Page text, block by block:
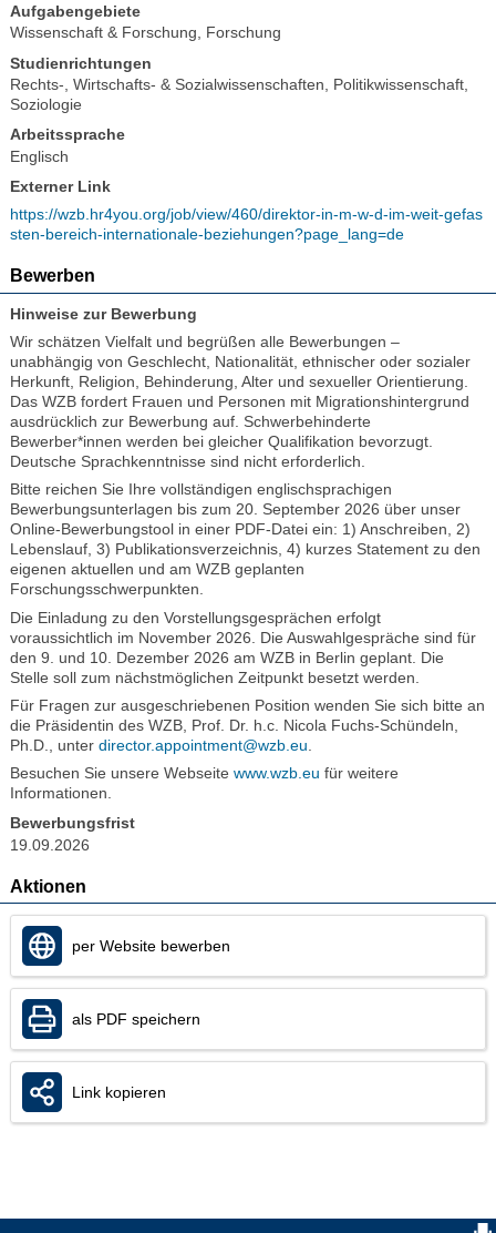
Aufgabengebiete
Wissenschaft & Forschung
Forschung
Studienrichtungen
Rechts-, Wirtschafts- & Sozialwissenschaften
Politikwissenschaft
Soziologie
Arbeitssprache
Englisch
Externer Link
https://wzb.hr4you.org/job/view/460/direktor-in-m-w-d-im-weit-gefas
sten-bereich-internationale-beziehungen?page_lang=de
Bewerben
Hinweise zur Bewerbung
Wir schätzen Vielfalt und begrüßen alle Bewerbungen –
unabhängig von Geschlecht, Nationalität, ethnischer oder sozialer
Herkunft, Religion, Behinderung, Alter und sexueller Orientierung.
Das WZB fordert Frauen und Personen mit Migrationshintergrund
ausdrücklich zur Bewerbung auf. Schwerbehinderte
Bewerber*innen werden bei gleicher Qualifikation bevorzugt.
Deutsche Sprachkenntnisse sind nicht erforderlich.
Bitte reichen Sie Ihre vollständigen englischsprachigen
Bewerbungsunterlagen bis zum 20. September 2026 über unser
Online-Bewerbungstool in einer PDF-Datei ein: 1) Anschreiben, 2)
Lebenslauf, 3) Publikationsverzeichnis, 4) kurzes Statement zu den
eigenen aktuellen und am WZB geplanten
Forschungsschwerpunkten.
Die Einladung zu den Vorstellungsgesprächen erfolgt
voraussichtlich im November 2026. Die Auswahlgespräche sind für
den 9. und 10. Dezember 2026 am WZB in Berlin geplant. Die
Stelle soll zum nächstmöglichen Zeitpunkt besetzt werden.
Für Fragen zur ausgeschriebenen Position wenden Sie sich bitte an
die Präsidentin des WZB, Prof. Dr. h.c. Nicola Fuchs-Schündeln,
Ph.D., unterdirector.appointment@wzb.eu
Besuchen Sie unsere Webseitewww.wzb.eu für weitere
Informationen.
Bewerbungsfrist
19.09.2026
Aktionen
per Website bewerben
als PDF speichern
Link kopieren